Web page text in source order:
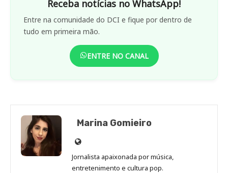
Receba notícias no WhatsApp!
Entre na comunidade do DCI e fique por dentro de
tudo em primeira mão.
ENTRE NO CANAL
Marina Gomieiro
Site
de
Marina
Jornalista apaixonada por música,
entretenimento e cultura pop.